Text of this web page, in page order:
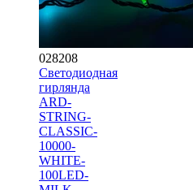
028208
Светодиодная
гирлянда
ARD-
STRING-
CLASSIC-
10000-
WHITE-
100LED-